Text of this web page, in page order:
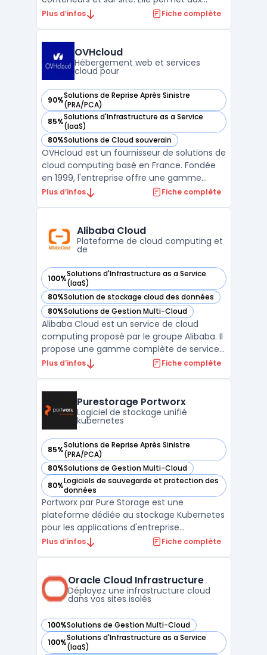
organisations de gérer plus efficacement
infrastructure publique, privée ou sur site. La
solution Google Ant ...
Plus d’infos Fiche complète
OVHcloud
Hébergement web et services
cloud pour
90%Solutions de Reprise Après Sinistre
(PRA/PCA)
— voir OVHcloud dans cette catégorie
85%Solutions d'Infrastructure as a Service
(IaaS)
— voir OVHcloud dans cette catégorie
80%Solutions de Cloud souverain
— voir OVHcloud dans cette catégorie
OVHcloud est un fournisseur de solutions de
cloud computing basé en France. Fondée
en 1999, l'entreprise offre une gamme
complète de services cloud, y compris des
gestion de projets. La plateforme cloud
d'OVHcloud est co ...
Plus d’infos Fiche complète
Alibaba Cloud
Plateforme de cloud computing et
de
100%Solutions d'Infrastructure as a Service
(IaaS)
— voir Alibaba Cloud dans cette catégorie
80%Solution de stockage cloud des données
— voir Alibaba Cloud dans cette catégorie
80%Solutions de Gestion Multi-Cloud
— voir Alibaba Cloud dans cette catégorie
Alibaba Cloud est un service de cloud
computing proposé par le groupe Alibaba. Il
propose une gamme complète de services
cloud adaptés aux entreprises, allant du
surtout présent en Asie mais continue de
gagner en popularité ...
Plus d’infos Fiche complète
Purestorage Portworx
Logiciel de stockage unifié
kubernetes
85%Solutions de Reprise Après Sinistre
(PRA/PCA)
— voir Purestorage Portworx dans cette catégorie
80%Solutions de Gestion Multi-Cloud
— voir Purestorage Portworx dans cette catégorie
80%Logiciels de sauvegarde et protection des
données
— voir Purestorage Portworx dans cette catégorie
Portworx par Pure Storage est une
plateforme dédiée au stockage Kubernetes
pour les applications d'entreprise
modernes. Elle offre la possibilité d'exécuter
cloud, tout en étant compatible avec
toutes les plateformes ...
Plus d’infos Fiche complète
Oracle Cloud Infrastructure
Déployez une infrastructure cloud
dans vos sites isolés
100%Solutions de Gestion Multi-Cloud
— voir Oracle Cloud Infrastructure dans cette catégorie
100%Solutions d'Infrastructure as a Service
(IaaS)
— voir Oracle Cloud Infrastructure dans cette catégorie